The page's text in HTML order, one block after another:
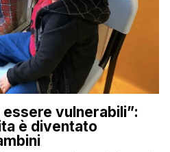
vulnerabili”:
è diventato